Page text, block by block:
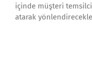
içinde müşteri
atarak